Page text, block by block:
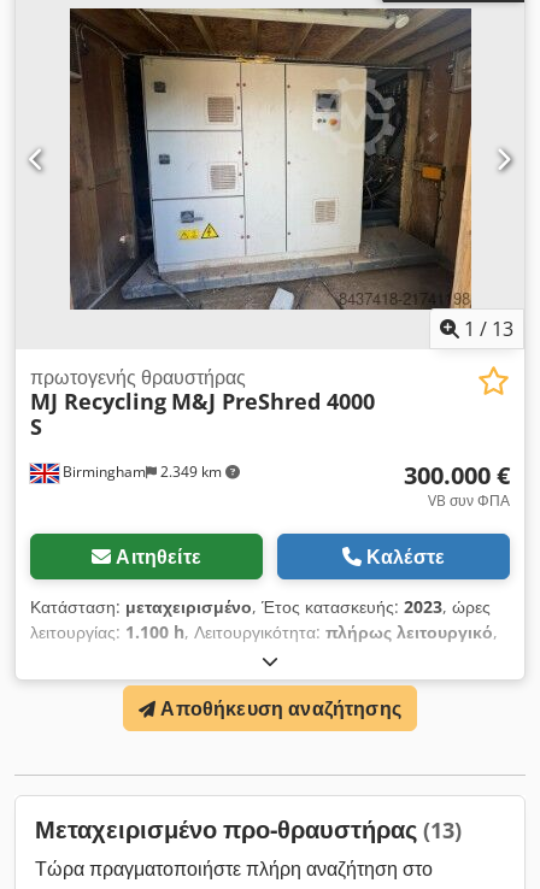
1 / 13
Birmingham 2.349 km
πρωτογενής θραυστήρας
MJ Recycling M&J PreShred 4000
S
300.000 €
VB συν ΦΠΑ
Αιτηθείτε Καλέστε
Κατάσταση: μεταχειρισμένο, Έτος κατασκευής: 2023, ώρες
λειτουργίας: 1.100 h, Λειτουργικότητα: πλήρως λειτουργικό,
αριθμός μηχανήματος/οχήματος:
5.536 χιλ., συνολικό μήκος:5.536 χιλ., συνολικό ύψος:3.500
, Εξοπλισμός:ταχύτητα περιστροφής απείρως
μεταβαλλόμενη, Για οποιαδήποτε επιπλέον πληροφορία
Αποθήκευση αναζήτησης
Μεταχειρισμένο προ-θραυστήρας (13)
Τώρα πραγματοποιήστε πλήρη αναζήτηση στο